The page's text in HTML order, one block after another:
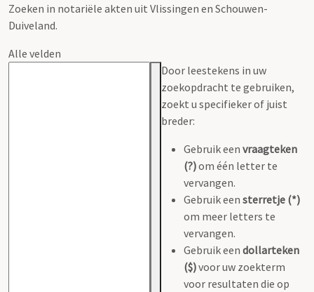
Zoeken in notariële akten uit Vlissingen en Schouwen-
Duiveland.
Alle velden
Door leestekens in uw
zoekopdracht te gebruiken,
zoekt u specifieker of juist
breder:
Gebruik een vraagteken
(?)om één letter te
vervangen.
Gebruik een sterretje (*)
om meer letters te
vervangen.
Gebruik een dollarteken
($)voor uw zoekterm
voor resultaten die op